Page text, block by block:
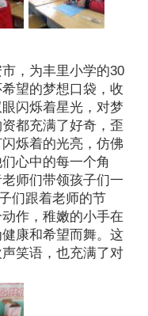
合基金会已根据
规范对本项目的
会的预算制定规范
：基金会电话
。
子提供物质帮
与关怀。在前期
育局的推荐，由各
并提交申请资料。
们确保每一份帮
与希望的梦想口
，为丰里小学的30
望的梦想口袋，收
闪烁着星光，对梦
都充满了好奇，歪
烁着的光亮，仿佛
心中的每一个角
师们带领孩子们一
们跟着老师的节
作，稚嫩的小手在
康和希望而舞。这
笑语，也充满了对